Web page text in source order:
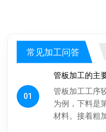
常见加工问答
01
管板加工的主
管板加工工序
为例，下料是
材料。接着粗